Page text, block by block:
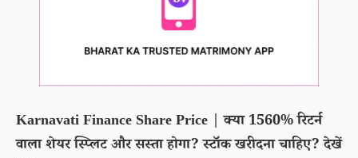
Karnavati Finance Share Price | क्या 1560% रिटर्न
वाला शेयर स्प्लिट और सस्ता होगा? स्टॉक खरीदना चाहिए? देखें